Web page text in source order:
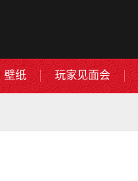
壁纸 玩家见面会